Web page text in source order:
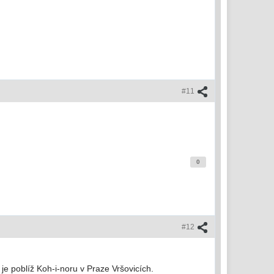
#11
0
#12
poblíž Koh-i-noru v Praze Vršovicích.